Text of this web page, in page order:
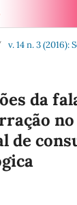
v. 14 n. 3
da
de